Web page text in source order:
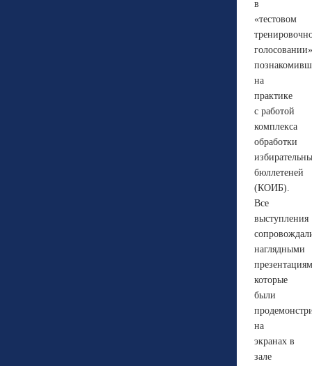
в
«тестовом
на
практике
с работой
комплекса
обработки
бюллетеней
(КОИБ).
Все
выступления
наглядными
которые
были
на
экранах в
зале